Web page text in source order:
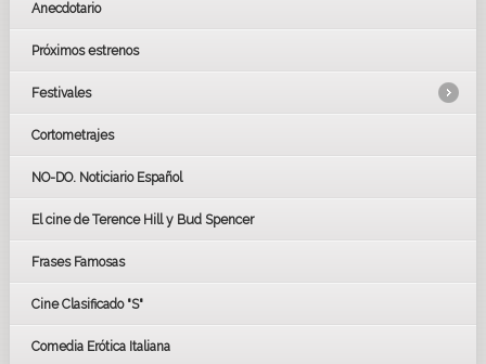
Anecdotario
Próximos estrenos
Festivales
LOS OSCARS
GOYAS
BAFTA
Cortometrajes
NO-DO. Noticiario Español
El cine de Terence Hill y Bud Spencer
Frases Famosas
Cine Clasificado "S"
Comedia Erótica Italiana